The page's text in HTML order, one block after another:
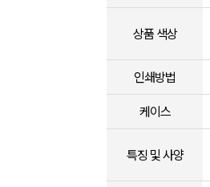
상품 색상
인쇄방법
케이스
특징 및 사양